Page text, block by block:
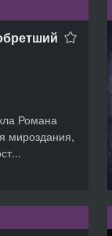
Романа
мироздания,